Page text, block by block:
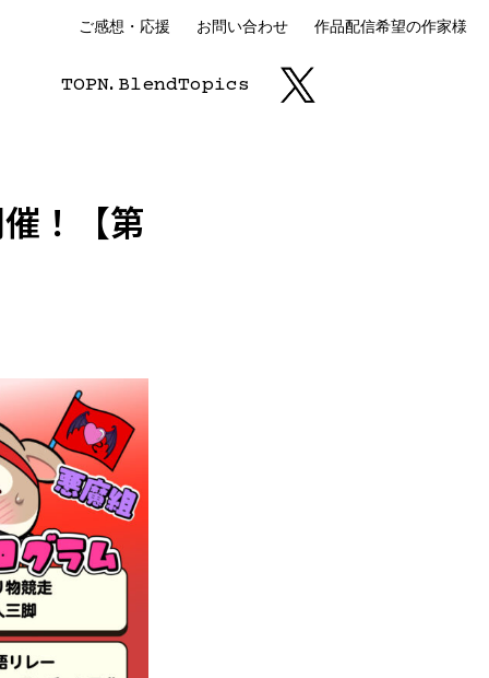
ご感想・応援 お問い合わせ 作品配信希望の作家様
TOPN. BlendTopics
！【第